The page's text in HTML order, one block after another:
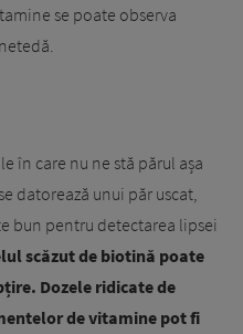
se poate observa
în care nu ne stă părul așa
datorează unui păr uscat,
bun pentru detectarea lipsei
scăzut de biotină poate
Dozele ridicate de
de vitamine pot fi